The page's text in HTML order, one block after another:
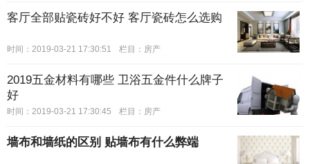
客厅全部贴瓷砖好不好 客厅瓷砖怎么选购
时间：2019-03-21 17:30:51 栏目： 房产
2019五金材料有哪些 卫浴五金件什么牌子
好
时间：2019-03-21 17:30:45 栏目： 房产
墙布和墙纸的区别 贴墙布有什么弊端